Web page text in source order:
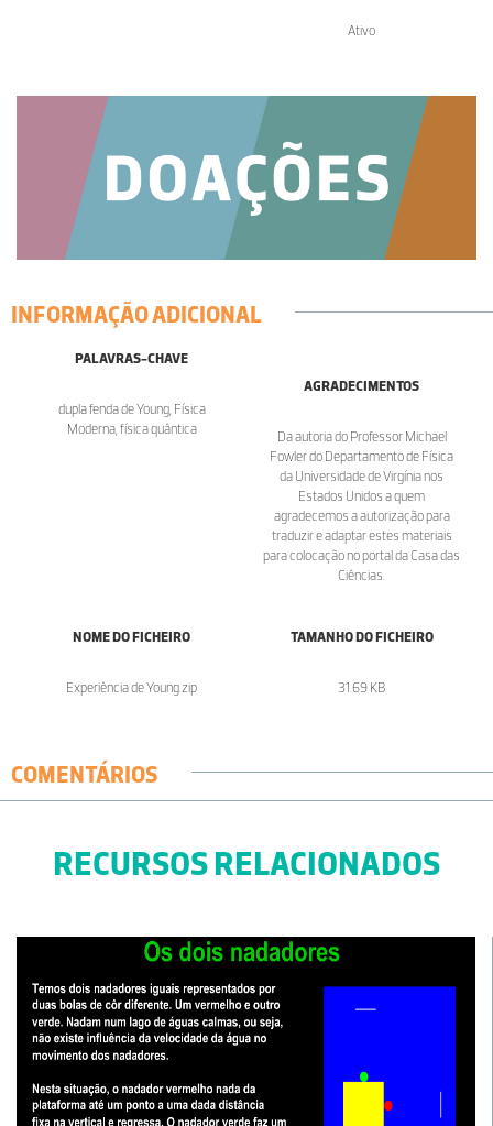
Ativo
INFORMAÇÃO ADICIONAL
PALAVRAS-CHAVE
dupla fenda de Young, Física
Moderna, física quântica
AGRADECIMENTOS
Da autoria do Professor Michael
Fowler do Departamento de Física
da Universidade de Virgínia nos
Estados Unidos a quem
agradecemos a autorização para
traduzir e adaptar estes materiais
para colocação no portal da Casa das
Ciências.
NOME DO FICHEIRO
Experiência de Young.zip
TAMANHO DO FICHEIRO
31.69 KB
COMENTÁRIOS
RECURSOS RELACIONADOS